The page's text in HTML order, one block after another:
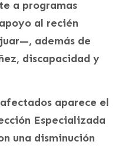
a programas
al recién
además de
discapacidad y
aparece el
Especializada
una disminución